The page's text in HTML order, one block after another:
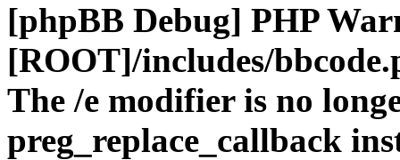
[phpBB Debug] PHP
[ROOT]/includes/
The /e modifier is no
preg_replace_callback